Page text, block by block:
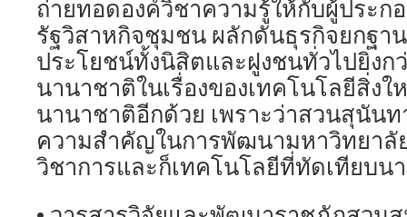
ถ่ายทอดองค์วิชาความรู้ให้กับผู้ประก
รัฐวิสาหกิจชุมชน ผลักดันธุรกิจยกฐา
ประโยชน์ทั้งนิสิตและฝูงชนทั่วไปยิ่งก
นานาชาติในเรื่องของเทคโนโลยีสิ่ง
นานาชาติอีกด้วย เพราะว่าสวนสุนันท
ความสำคัญในการพัฒนามหาวิทยาลั
วิชาการและก็เทคโนโลยีที่ทัดเทียบน